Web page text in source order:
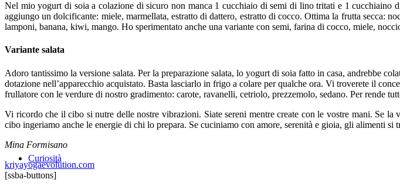
Curiosità
Nel mio yogurt di soia a colazione di sicuro non manca 1 cucchiaio di semi di lino tritati e 1
aggiungo un dolcificante: miele, marmellata, estratto di dattero, estratto di cocco. Ottima la frutta secca:
lamponi, banana, kiwi, mango. Ho sperimentato anche una variante con semi, farina di cocco, miele,
Variante salata
Adoro tantissimo la versione salata. Per la preparazione salata, lo yogurt di soia fatto in casa, andrebbe
dotazione nell’apparecchio acquistato. Basta lasciarlo in frigo a colare per qualche ora. Vi troverete il
frullatore con le verdure di nostro gradimento: carote, ravanelli, cetriolo, prezzemolo, sedano. Per rende
Vi ricordo che il cibo si nutre delle nostre vibrazioni. Siate sereni mentre create con le vostre mani. Se la
cibo ingeriamo anche le energie di chi lo prepara. Se cuciniamo con amore, serenità e gioia, gli alimenti si
Mina Formisano
kriyayogaevolution.com
[ssba-buttons]